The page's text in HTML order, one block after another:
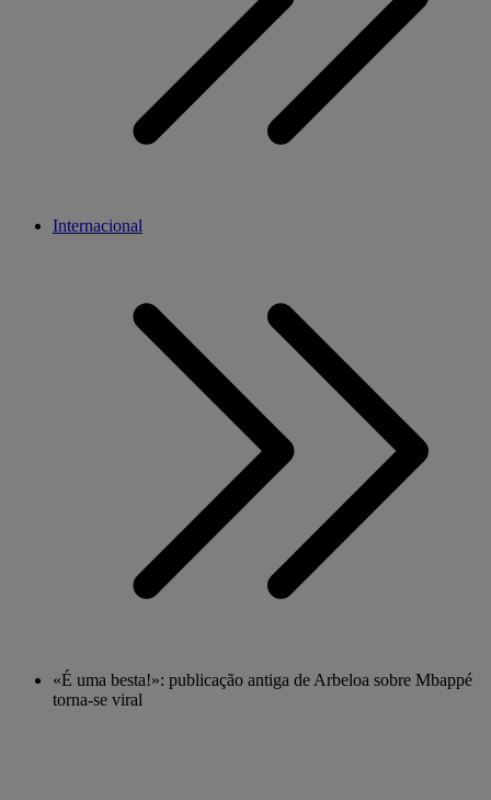
Internacional
«É uma besta!»: publicação antiga de Arbeloa sobre Mbappé
torna-se viral